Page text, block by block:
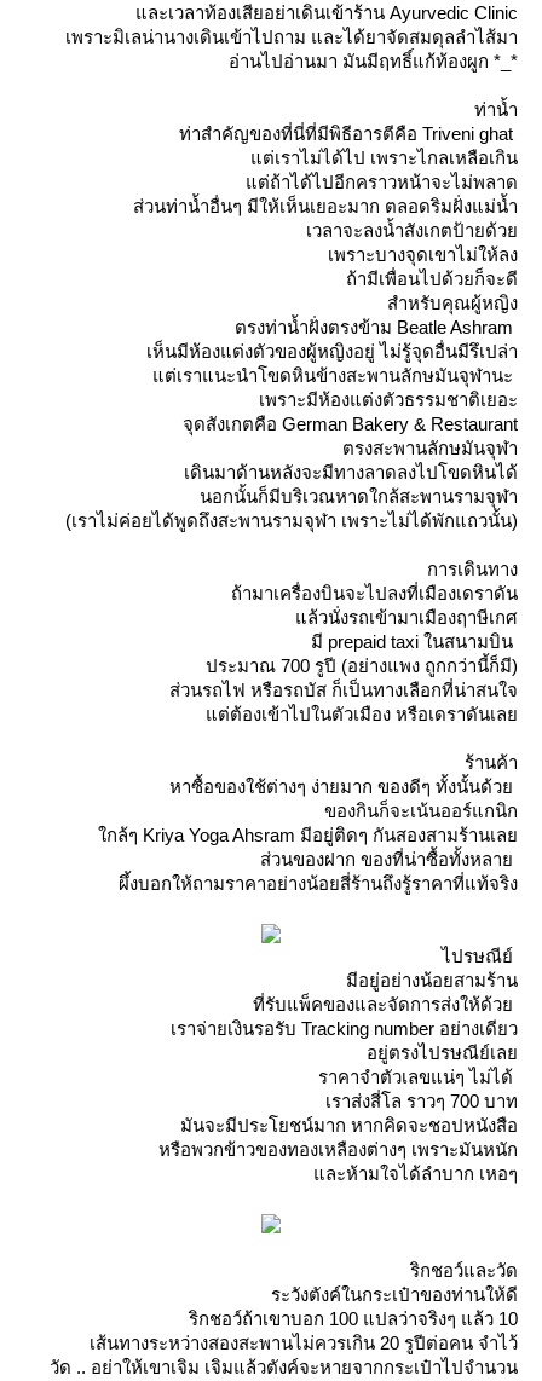
ละเวลาท้องเสียอย่าเดินเข้าร้าน Ayurvedic Clinic
เพราะมิเลน่านางเดินเข้าไปถาม และได้ยาจัดสมดุลลำไส้มา
อ่านไปอ่านมา มันมีฤทธิ์แก้ท้องผูก *_*
ท่าน้ำ
ท่าสำคัญของที่นี่ที่มีพิธีอารตีคือ Triveni ghat
ต่เราไม่ได้ไป เพราะไกลเหลือเกิน
ต่ถ้าได้ไปอีกคราวหน้าจะไม่พลาด
ส่วนท่าน้ำอื่นๆ มีให้เห็นเยอะมาก ตลอดริมฝั่งแม่น้ำ
เวลาจะลงน้ำสังเกตป้ายด้ว
เพราะบางจุดเขาไม่ให้ลง
ถ้ามีเพื่อนไปด้วยก็จะดี
สำหรับคุณผู้หญิง
ตรงท่าน้ำฝั่งตรงข้าม Beatle Ashram
เห็นมีห้องแต่งตัวของผู้หญิงอยู่ ไม่รู้จุดอื่นมีรึเปล่า
ต่เราแนะนำโขดหินข้างสะพานลักษมันจุฬานะ
เพราะมีห้องแต่งตัวธรรมชาติเยอะ
จุดสังเกตคือ German Bakery & Restaurant
ตรงสะพานลักษมันจุฬา
เดินมาด้านหลังจะมีทางลาดลงไปโขดหินได้
นอกนั้นก็มีบริเวณหาดใกล้สะพานรามจุฬา
(เราไม่ค่อยได้พูดถึงสะพานรามจุฬา เพราะไม่ได้พักแถวนั้น)
การเดินทาง
ถ้ามาเครื่องบินจะไปลงที่เมืองเดราดัน
ล้วนั่งรถเข้ามาเมืองฤาษีเกศ
มี prepaid taxi ในสนามบิน
ประมาณ 700 รูปี (อย่างแพง ถูกกว่านี้ก็มี)
ส่วนรถไฟ หรือรถบัส ก็เป็นทางเลือกที่น่าสนใจ
ต่ต้องเข้าไปในตัวเมือง หรือเดราดันเล
ร้านค้า
หาซื้อของใช้ต่างๆ ง่ายมาก ของดีๆ ทั้งนั้นด้ว
ของกินก็จะเน้นออร์แกนิก
กล้ๆ Kriya Yoga Ahsram มีอยู่ติดๆ กันสองสามร้านเล
ส่วนของฝาก ของที่น่าซื้อทั้งหลา
ผึ้งบอกให้ถามราคาอย่างน้อยสี่ร้านถึงรู้ราคาที่แท้จริง
ไปรษณีย์
มีอยู่อย่างน้อยสามร้าน
ที่รับแพ็คของและจัดการส่งให้ด้ว
เราจ่ายเงินรอรับ Tracking number อย่างเดียว
อยู่ตรงไปรษณีย์เล
ราคาจำตัวเลขแน่ๆ ไม่ได้
เราส่งสี่โล ราวๆ 700 บาท
มันจะมีประโยชน์มาก หากคิดจะชอปหนังสือ
หรือพวกข้าวของทองเหลืองต่างๆ เพราะมันหนัก
ละห้ามใจได้ลำบาก เหอๆ
ริกชอว์และวัด
ระวังตังค์ในกระเป๋าของท่านให้ดี
ริกชอว์ถ้าเขาบอก 100 แปลว่าจริงๆ แล้ว 10
เส้นทางระหว่างสองสะพานไม่ควรเกิน 20 รูปีต่อคน จำไว้
วัด .. อย่าให้เขาเจิม เจิมแล้วตังค์จะหายจากกระเป๋าไปจำนวน